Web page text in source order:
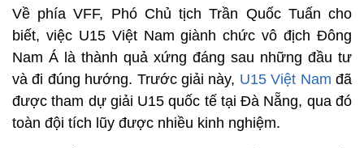
Về phía VFF, Phó Chủ tịch Trần Quốc Tuấn cho
biết, việc U15 Việt Nam giành chức vô địch Đông
Nam Á là thành quả xứng đáng sau những đầu tư
và đi đúng hướng. Trước giải này, U15 Việt Nam đã
được tham dự giải U15 quốc tế tại Đà Nẵng, qua đó
toàn đội tích lũy được nhiều kinh nghiệm.